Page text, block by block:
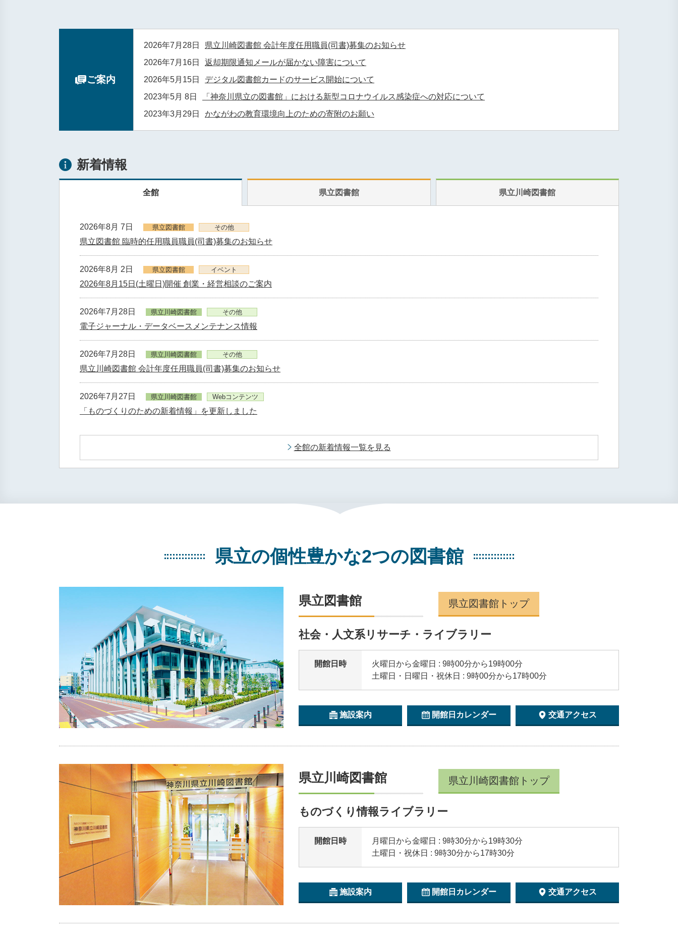
ご案内
2026年7月28日
県立川崎図書館 会計年度任用職員(司書)募集のお知らせ
2026年7月16日
返却期限通知メールが届かない障害について
2026年5月15日
デジタル図書館カードのサービス開始について
2023年5月 8日
「神奈川県立の図書館」における新型コロナウイルス感染症への対応について
2023年3月29日
かながわの教育環境向上のための寄附のお願い
新着情報
全館 県立図書館 県立川崎図書館
2026年8月 7日 県立図書館 その他
県立図書館 臨時的任用職員職員(司書)募集のお知らせ
2026年8月 2日 県立図書館 イベント
2026年8月15日(土曜日)開催 創業・経営相談のご案内
2026年7月28日 県立川崎図書館 その他
電子ジャーナル・データベースメンテナンス情報
2026年7月28日 県立川崎図書館 その他
県立川崎図書館 会計年度任用職員(司書)募集のお知らせ
2026年7月27日 県立川崎図書館 Webコンテンツ
「ものづくりのための新着情報」を更新しました
全館の新着情報一覧を見る
県立の個性豊かな2つの図書館
県立図書館 県立図書館トップ
社会・人文系リサーチ・ライブラリー
開館日時
火曜日から金曜日 : 9時00分から19時00分
土曜日・日曜日・祝休日 : 9時00分から17時00分
施設案内 開館日カレンダー 交通アクセス
県立川崎図書館 県立川崎図書館トップ
ものづくり情報ライブラリー
開館日時
月曜日から金曜日 : 9時30分から19時30分
土曜日・祝休日 : 9時30分から17時30分
施設案内 開館日カレンダー 交通アクセス